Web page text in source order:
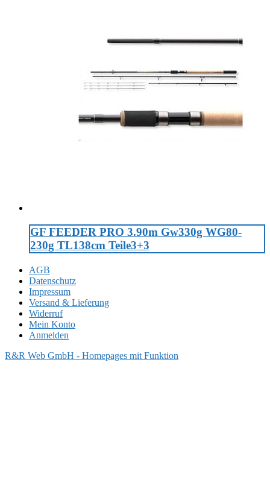
GF FEEDER PRO 3.90m Gw330g WG80-
230g TL138cm Teile3+3
AGB
Datenschutz
Impressum
Versand & Lieferung
Widerruf
Mein Konto
Anmelden
R&R Web GmbH - Homepages mit Funktion